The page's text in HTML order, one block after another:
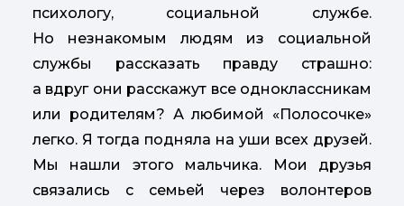
психологу, социальной службе.
Но незнакомым людям из социальной
службы рассказать правду страшно:
а вдруг они расскажут все одноклассникам
или родителям? А любимой «Полосочке»
легко. Я тогда подняла на уши всех друзей.
Мы нашли этого мальчика. Мои друзья
связались с семьей через волонтеров